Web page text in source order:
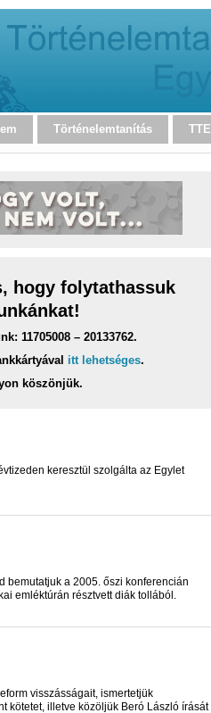
Történelemtanítás TTE
hogy folytathassuk
11705008 – 20133762.
itt lehetséges.
köszönjük.
keresztül szolgálta az Egylet
bemutatjuk a 2005. őszi konferencián
emléktúrán résztvett diák tollából.
visszásságait, ismertetjük
kötetet, illetve közöljük Beró László írását